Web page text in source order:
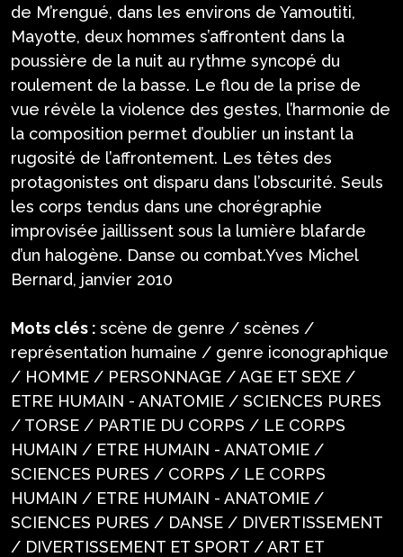
de M’rengué, dans les environs de Yamoutiti,
Mayotte, deux hommes s’affrontent dans la
poussière de la nuit au rythme syncopé du
roulement de la basse. Le flou de la prise de
vue révèle la violence des gestes, l’harmonie de
la composition permet d’oublier un instant la
rugosité de l’affrontement. Les têtes des
protagonistes ont disparu dans l’obscurité. Seuls
les corps tendus dans une chorégraphie
improvisée jaillissent sous la lumière blafarde
d’un halogène. Danse ou combat.Yves Michel
Bernard, janvier 2010
Mots clés : scène de genre / scènes /
représentation humaine / genre iconographique
/ HOMME / PERSONNAGE / AGE ET SEXE /
ETRE HUMAIN - ANATOMIE / SCIENCES PURES
/ TORSE / PARTIE DU CORPS / LE CORPS
HUMAIN / ETRE HUMAIN - ANATOMIE /
SCIENCES PURES / CORPS / LE CORPS
HUMAIN / ETRE HUMAIN - ANATOMIE /
SCIENCES PURES / DANSE / DIVERTISSEMENT
/ DIVERTISSEMENT ET SPORT / ART ET